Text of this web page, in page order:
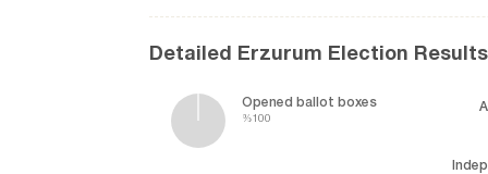
Detailed Erzurum Election Results
Opened ballot boxes
%100